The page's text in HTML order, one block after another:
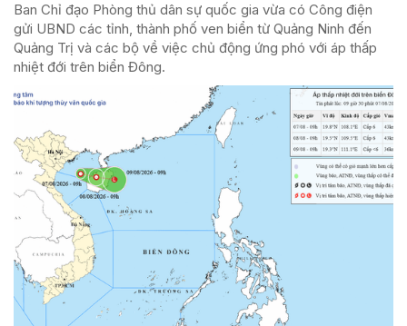
Ban Chỉ đạo Phòng thủ dân sự quốc gia vừa có Công điện
gửi UBND các tỉnh, thành phố ven biển từ Quảng Ninh đến
Quảng Trị và các bộ về việc chủ động ứng phó với áp thấp
nhiệt đới trên biển Đông.